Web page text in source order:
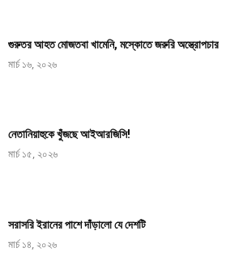
গুরুতর আহত মোজতবা খামেনি, মস্কোতে জরুরি অস্ত্রোপচার
মার্চ ১৬, ২০২৬
নেতানিয়াহুকে খুঁজছে আইআরজিসি!
মার্চ ১৫, ২০২৬
সরাসরি ইরানের পাশে দাঁড়ালো যে দেশটি
মার্চ ১৪, ২০২৬